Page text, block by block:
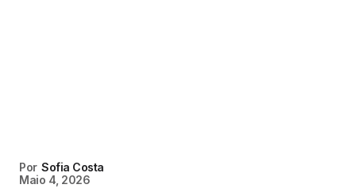
Por Sofia Costa
Maio 4, 2026